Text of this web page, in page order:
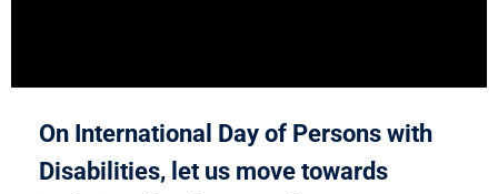
On International Day of Persons with
Disabilities, let us move towards